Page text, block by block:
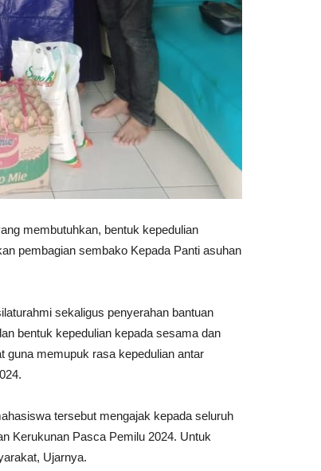
membutuhkan, bentuk kepedulian
pembagian sembako Kepada Panti asuhan
sekaligus penyerahan bantuan
bentuk kepedulian kepada sesama dan
guna memupuk rasa kepedulian antar
tersebut mengajak kepada seluruh
Kerukunan Pasca Pemilu 2024. Untuk
Ujarnya.